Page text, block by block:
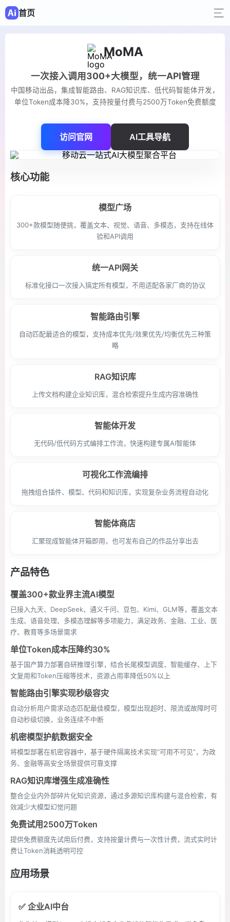
首页
MoMA
一次接入调用300+大模型，统一API管理
中国移动出品，集成智能路由、RAG知识库、低代码智能体开发，
单位Token成本降30%，支持按量付费与2500万Token免费额度
访问官网 AI工具导航
核心功能
模型广场
300+款模型随便挑，覆盖文本、视觉、语音、多模态，支持在线体
验和API调用
统一API网关
标准化接口一次接入搞定所有模型，不用适配各家厂商的协议
智能路由引擎
自动匹配最适合的模型，支持成本优先/效果优先/均衡优先三种策
略
RAG知识库
上传文档构建企业知识库，混合检索提升生成内容准确性
智能体开发
无代码/低代码方式编排工作流，快速构建专属AI智能体
可视化工作流编排
拖拽组合插件、模型、代码和知识库，实现复杂业务流程自动化
智能体商店
汇聚现成智能体开箱即用，也可发布自己的作品分享出去
产品特色
覆盖300+款业界主流AI模型
已接入九天、DeepSeek、通义千问、豆包、Kimi、GLM等，覆盖文本
生成、语音处理、多模态理解等多项能力，满足政务、金融、工业、医
疗、教育等多场景需求
单位Token成本压降约30%
基于国产算力部署自研推理引擎，结合长尾模型调度、智能缓存、上下
文复用和Token压缩等技术，资源占用率降低50%以上
智能路由引擎实现秒级容灾
自动分析用户需求动态匹配最佳模型，模型出现超时、限流或故障时可
自动秒级切换，业务连续不中断
机密模型护航数据安全
将模型部署在机密容器中，基于硬件隔离技术实现“可用不可见”，为政
务、金融等高安全场景提供可靠支撑
RAG知识库增强生成准确性
整合企业内外部碎片化知识资源，通过多源知识库构建与混合检索，有
效减少大模型幻觉问题
免费试用2500万Token
提供免费额度先试用后付费，支持按量计费与一次性计费，流式实时计
费让Token消耗透明可控
应用场景
✅ 企业AI中台